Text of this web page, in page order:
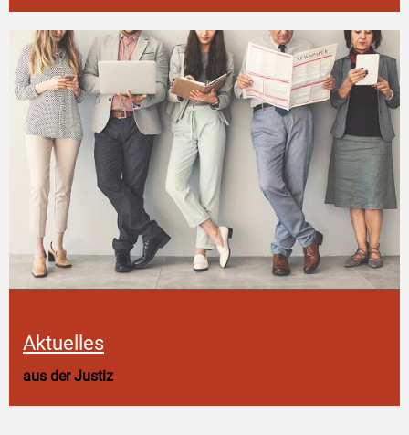
Aktuelles
aus der Justiz